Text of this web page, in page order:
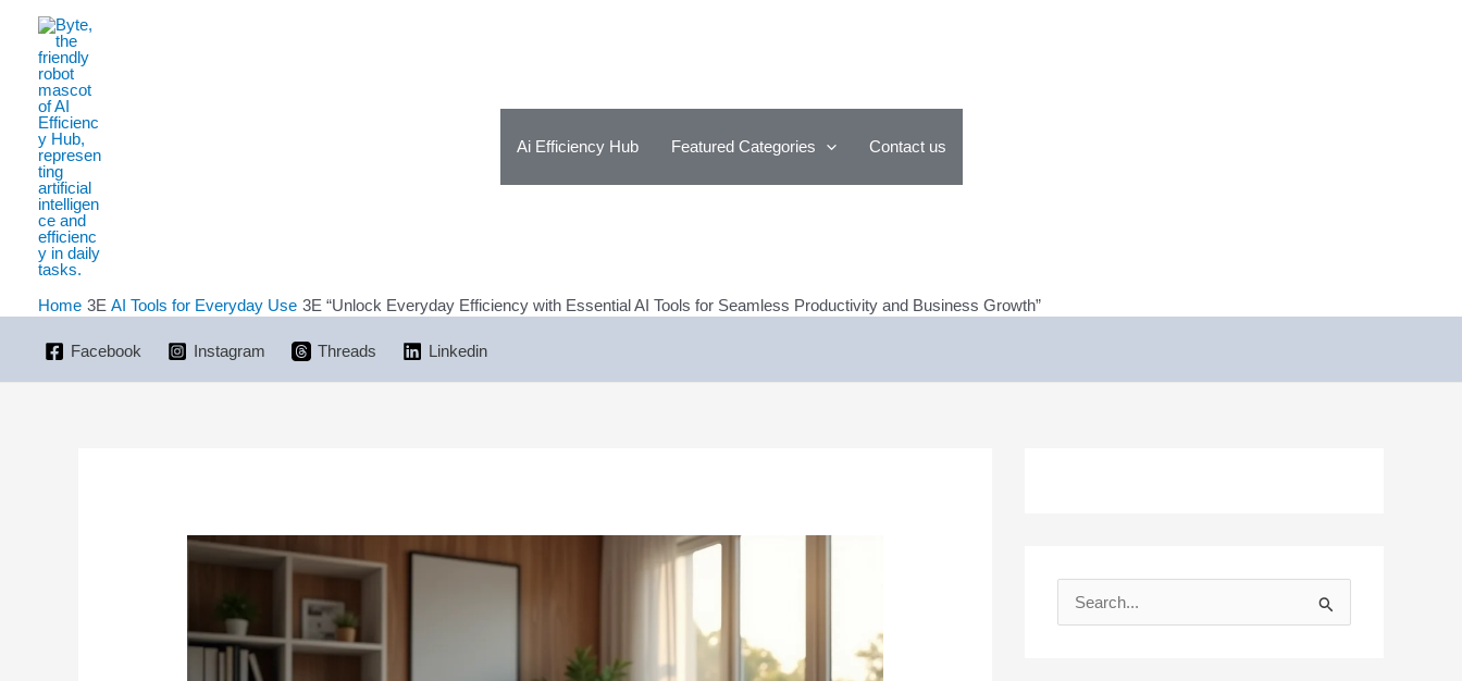
content
Ai Efficiency Hub Featured Categories Contact us
Home AI Tools for Everyday Use “Unlock Everyday Efficiency with Essential AI Tools for Seamless Productivity and Business Growth”
Facebook Instagram Threads Linkedin
e